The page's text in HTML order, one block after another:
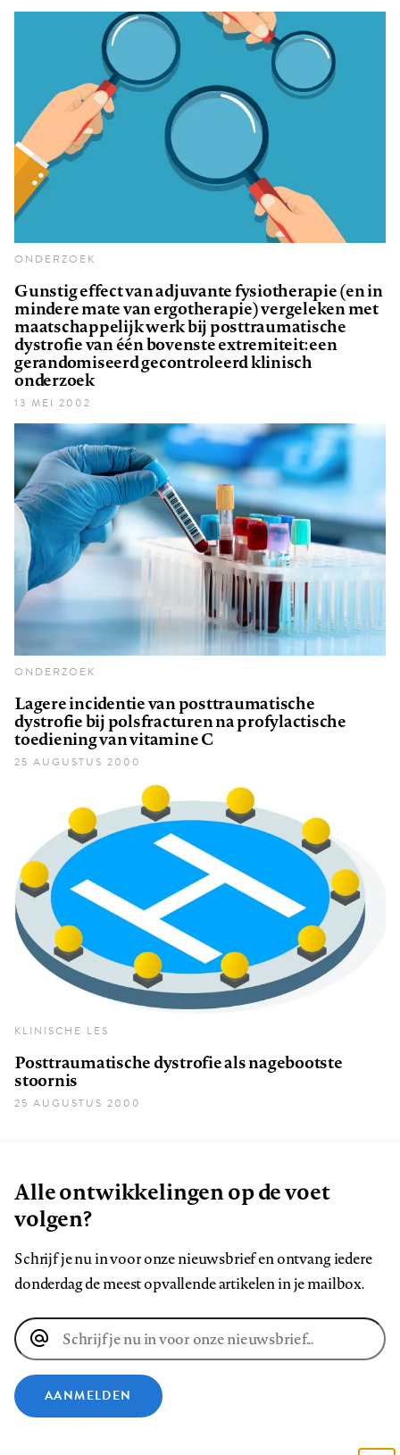
ONDERZOEK
Gunstig effect van adjuvante fysiotherapie (en in
mindere mate van ergotherapie) vergeleken met
maatschappelijk werk bij posttraumatische
dystrofie van één bovenste extremiteit: een
gerandomiseerd gecontroleerd klinisch
onderzoek
13 MEI 2002
ONDERZOEK
Lagere incidentie van posttraumatische
dystrofie bij polsfracturen na profylactische
toediening van vitamine C
25 AUGUSTUS 2000
KLINISCHE LES
Posttraumatische dystrofie als nagebootste
stoornis
25 AUGUSTUS 2000
Alle ontwikkelingen op de voet
volgen?
Schrijf je nu in voor onze nieuwsbrief en ontvang iedere
donderdag de meest opvallende artikelen in je mailbox.
E-
mailadres
AANMELDEN